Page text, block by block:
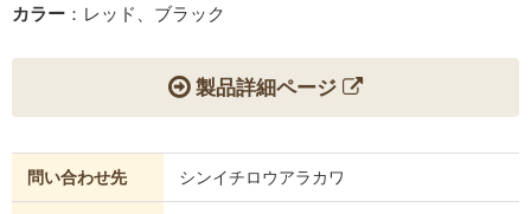
カラー ：レッド、ブラック
製品詳細ページ
問い合わせ先 シンイチロウアラカワ